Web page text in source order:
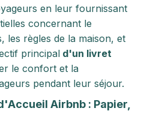
en leur fournissant
concernant le
les règles de la maison, et
principal d'un livret
le confort et la
pendant leur séjour.
Airbnb : Papier,